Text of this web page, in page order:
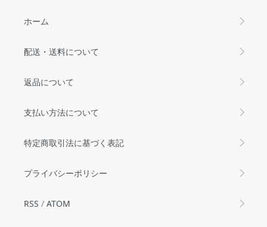
ホーム
配送・送料について
返品について
支払い方法について
特定商取引法に基づく表記
プライバシーポリシー
RSS / ATOM